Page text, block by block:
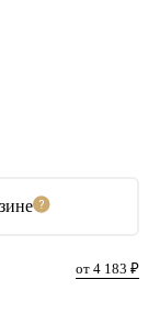
от 4 183 ₽